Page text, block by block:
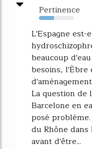
Pertinence
43%
L'Espagne est-
beaucoup
besoins, l'Èbre
La question de
Barcelone en
posé
du Rhône
avant d'être...